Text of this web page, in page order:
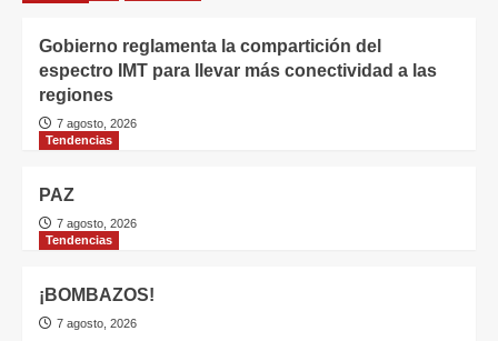
Gobierno reglamenta la compartición del
espectro IMT para llevar más conectividad a las
regiones
7 agosto, 2026
Tendencias
PAZ
7 agosto, 2026
Tendencias
¡BOMBAZOS!
7 agosto, 2026